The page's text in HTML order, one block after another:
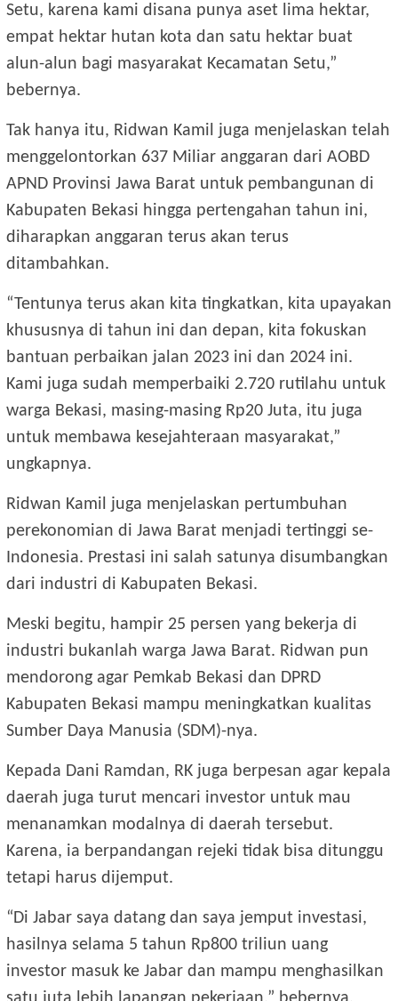
Setu, karena kami disana punya aset lima hektar,
empat hektar hutan kota dan satu hektar buat
alun-alun bagi masyarakat Kecamatan Setu,”
bebernya.
Tak hanya itu, Ridwan Kamil juga menjelaskan telah
menggelontorkan 637 Miliar anggaran dari AOBD
APND Provinsi Jawa Barat untuk pembangunan di
Kabupaten Bekasi hingga pertengahan tahun ini,
diharapkan anggaran terus akan terus
ditambahkan.
“Tentunya terus akan kita tingkatkan, kita upayakan
khususnya di tahun ini dan depan, kita fokuskan
bantuan perbaikan jalan 2023 ini dan 2024 ini.
Kami juga sudah memperbaiki 2.720 rutilahu untuk
warga Bekasi, masing-masing Rp20 Juta, itu juga
untuk membawa kesejahteraan masyarakat,”
ungkapnya.
Ridwan Kamil juga menjelaskan pertumbuhan
perekonomian di Jawa Barat menjadi tertinggi se-
Indonesia. Prestasi ini salah satunya disumbangkan
dari industri di Kabupaten Bekasi.
Meski begitu, hampir 25 persen yang bekerja di
industri bukanlah warga Jawa Barat. Ridwan pun
mendorong agar Pemkab Bekasi dan DPRD
Kabupaten Bekasi mampu meningkatkan kualitas
Sumber Daya Manusia (SDM)-nya.
Kepada Dani Ramdan, RK juga berpesan agar kepala
daerah juga turut mencari investor untuk mau
menanamkan modalnya di daerah tersebut.
Karena, ia berpandangan rejeki tidak bisa ditunggu
tetapi harus dijemput.
“Di Jabar saya datang dan saya jemput investasi,
hasilnya selama 5 tahun Rp800 triliun uang
investor masuk ke Jabar dan mampu menghasilkan